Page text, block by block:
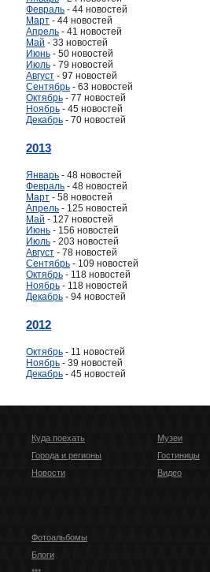
Февраль - 44 новостей
Март - 44 новостей
Апрель - 41 новостей
Май - 33 новостей
Июнь - 50 новостей
Июль - 79 новостей
Август - 97 новостей
Сентябрь - 63 новостей
Октябрь - 77 новостей
Ноябрь - 45 новостей
Декабрь - 70 новостей
2013
Январь - 48 новостей
Февраль - 48 новостей
Март - 58 новостей
Апрель - 125 новостей
Май - 127 новостей
Июнь - 156 новостей
Июль - 203 новостей
Август - 78 новостей
Сентябрь - 109 новостей
Октябрь - 118 новостей
Ноябрь - 118 новостей
Декабрь - 94 новостей
2012
Октябрь - 11 новостей
Ноябрь - 39 новостей
Декабрь - 45 новостей
Куда поехать
Города и регионы
Новости
Музеи
Гостиницы
Видео
Фотоальбомы
Блоги